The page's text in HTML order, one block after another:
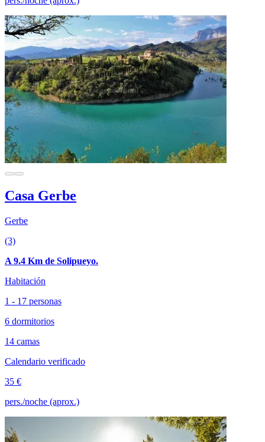
Casa Gerbe
Gerbe
(3)
A 9.4 Km de Solipueyo.
Habitación
1 - 17 personas
6 dormitorios
14 camas
Calendario verificado
35 €
pers./noche (aprox.)